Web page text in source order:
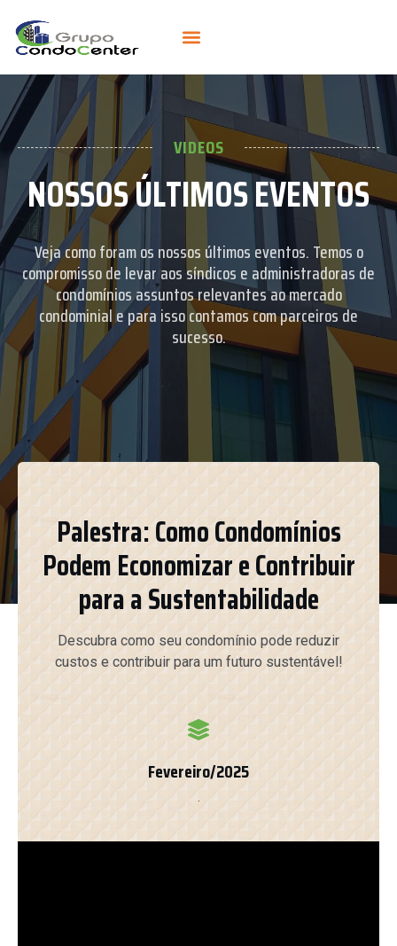
VIDEOS
NOSSOS ÚLTIMOS EVENTOS
Veja como foram os nossos últimos eventos. Temos o
compromisso de levar aos síndicos e administradoras de
condomínios assuntos relevantes ao mercado
condominial e para isso contamos com parceiros de
sucesso.
Palestra: Como Condomínios
Podem Economizar e Contribuir
para a Sustentabilidade
Descubra como seu condomínio pode reduzir
custos e contribuir para um futuro sustentável!
Fevereiro/2025